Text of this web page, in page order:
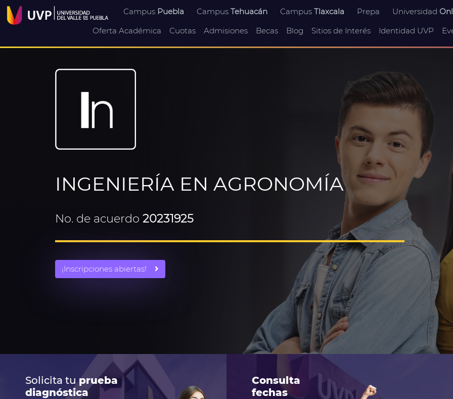
Campus Puebla Campus Tehuacán Campus Tlaxcala Prepa Universidad
Oferta Académica
Cuotas Admisiones Becas Blog Sitios de Interés Identidad UVP
INGENIERÍA EN AGRONOMÍA
No. de acuerdo 20231925
¡Inscripciones abiertas!
Solicita tuprueba
diagnóstica
Consulta
fechas